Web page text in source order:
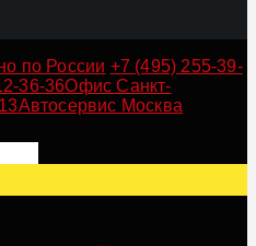
по России +7 (495) 255-39-
36-36Офис Санкт-
Автосервис Москва